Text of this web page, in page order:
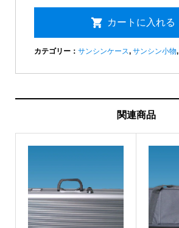
カテゴリー： サンシンケース, サンシン小物,
関連商品